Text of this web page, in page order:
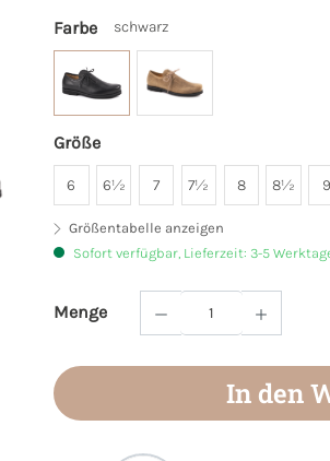
Farbe schwarz
Größe
6 6½ 7 7½ 8 8½ 9
Größentabelle anzeigen
Sofort verfügbar, Lieferzeit: 3-5
Menge
Produkt Anzahl: Gib
In den